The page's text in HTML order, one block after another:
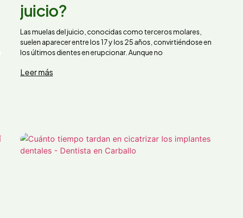
juicio?
Las muelas del juicio, conocidas como terceros molares,
suelen aparecer entre los 17 y los 25 años, convirtiéndose en
los últimos dientes en erupcionar. Aunque no
Leer más